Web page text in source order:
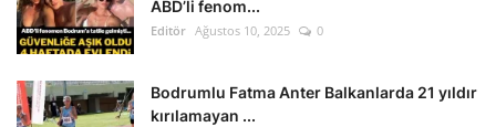
ABD’li fenom...
Editör Ağustos 10, 2025 0
Bodrumlu Fatma Anter Balkanlarda 21 yıldır
kırılamayan ...